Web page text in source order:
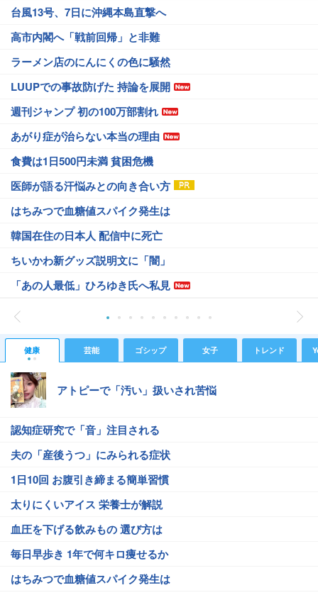
台風13号、7日に沖縄本島直撃へ
高市内閣へ「戦前回帰」と非難
ラーメン店のにんにくの色に騒然
LUUPでの事故防げた 持論を展開
週刊ジャンプ 初の100万部割れ
あがり症が治らない本当の理由
食費は1日500円未満 貧困危機
医師が語る汗悩みとの向き合い方
はちみつで血糖値スパイク発生は
韓国在住の日本人 配信中に死亡
ちいかわ新グッズ説明文に「闇」
「あの人最低」ひろゆき氏へ私見
健康 芸能 ゴシップ 女子 トレンド
アトピーで「汚い」扱いされ苦悩
認知症研究で「音」注目される
夫の「産後うつ」にみられる症状
1日10回 お腹引き締まる簡単習慣
太りにくいアイス 栄養士が解説
血圧を下げる飲みもの 選び方は
毎日早歩き 1年で何キロ痩せるか
はちみつで血糖値スパイク発生は